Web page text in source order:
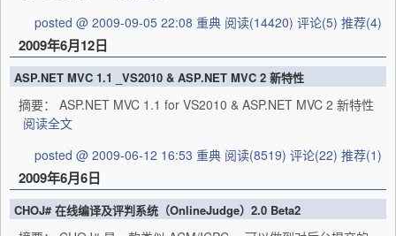
posted @ 2009-09-05 22:08 重典 阅读(14420) 评论(5) 推荐(4)
2009年6月12日
ASP.NET MVC 1.1 _VS2010 & ASP.NET MVC 2 新特性
摘要： ASP.NET MVC 1.1 for VS2010 & ASP.NET MVC 2 新特性
阅读全文
posted @ 2009-06-12 16:53 重典 阅读(8519) 评论(22) 推荐(1)
2009年6月6日
CHOJ# 在线编译及评判系统（OnlineJudge）2.0 Beta2